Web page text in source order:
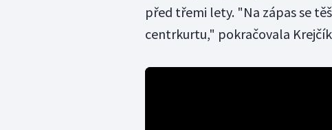
před třemi lety. "Na zápas se
centrkurtu," pokračovala